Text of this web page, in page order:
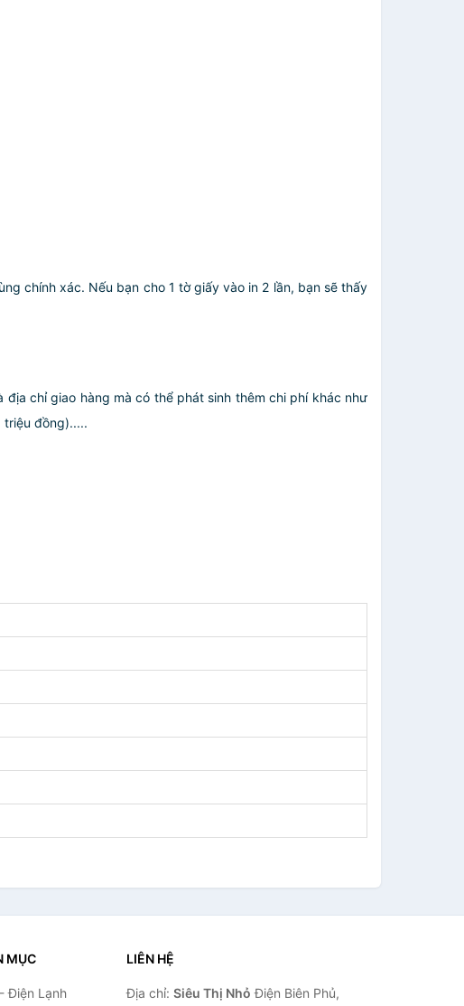
chính xác. Nếu bạn cho 1 tờ giấy vào in 2 lần, bạn sẽ thấy
chỉ giao hàng mà có thể phát sinh thêm chi phí khác như
đồng).....
MỤC
Điện Lạnh
LIÊN HỆ
Địa chỉ: Siêu Thị Nhỏ Điện Biên Phủ,